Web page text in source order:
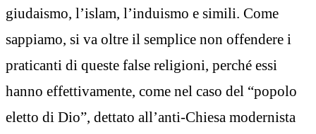
giudaismo, l’islam, l’induismo e simili. Come
sappiamo, si va oltre il semplice non offendere i
praticanti di queste false religioni, perché essi
hanno effettivamente, come nel caso del “popolo
eletto di Dio”, dettato all’anti-Chiesa modernista